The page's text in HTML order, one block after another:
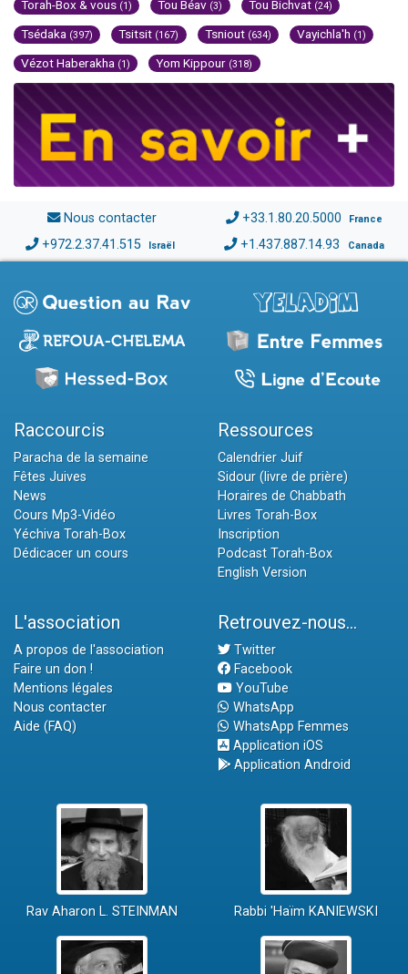
Torah-Box & vous (1) Tou Béav (3) Tou Bichvat (24)
Tsédaka (397) Tsitsit (167) Tsniout (634) Vayichla'h (1)
Vézot Haberakha (1) Yom Kippour (318)
Nous contacter +33.1.80.20.5000 France
+972.2.37.41.515 Israël +1.437.887.14.93 Canada
Raccourcis
Paracha de la semaine
Fêtes Juives
News
Cours Mp3-Vidéo
Yéchiva Torah-Box
Dédicacer un cours
Ressources
Calendrier Juif
Sidour (livre de prière)
Horaires de Chabbath
Livres Torah-Box
Inscription
Podcast Torah-Box
English Version
L'association
A propos de l'association
Faire un don !
Mentions légales
Nous contacter
Aide (FAQ)
Retrouvez-nous...
Twitter
Facebook
YouTube
WhatsApp
WhatsApp Femmes
Application iOS
Application Android
Rav Aharon L. STEINMAN Rabbi 'Haïm KANIEWSKI